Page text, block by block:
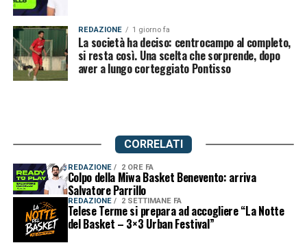
REDAZIONE 1 giorno fa
La società ha deciso: centrocampo al completo,
si resta così. Una scelta che sorprende, dopo
aver a lungo corteggiato Pontisso
CORRELATI
REDAZIONE 2 ORE FA
Colpo della Miwa Basket Benevento: arriva
Salvatore Parrillo
REDAZIONE 2 SETTIMANE FA
Telese Terme si prepara ad accogliere “La Notte
del Basket – 3×3 Urban Festival”